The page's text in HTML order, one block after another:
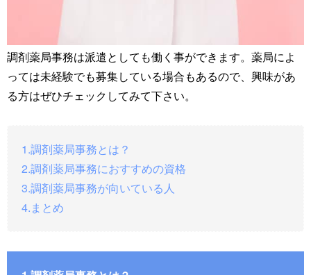
調剤薬局事務は派遣としても働く事ができます。薬局によ
っては未経験でも募集している場合もあるので、興味があ
る方はぜひチェックしてみて下さい。
1.調剤薬局事務とは？
2.調剤薬局事務におすすめの資格
3.調剤薬局事務が向いている人
4.まとめ